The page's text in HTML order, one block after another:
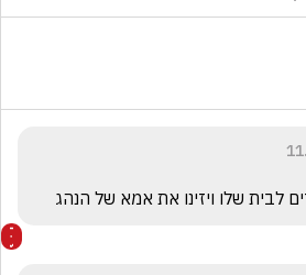
לבית שלו ויזינו את אמא של הנהג